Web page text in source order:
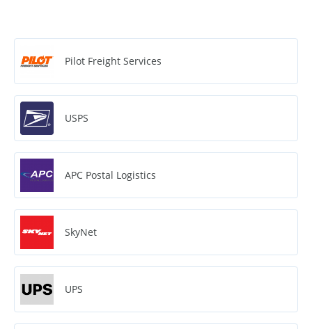
Pilot Freight Services
USPS
APC Postal Logistics
SkyNet
UPS